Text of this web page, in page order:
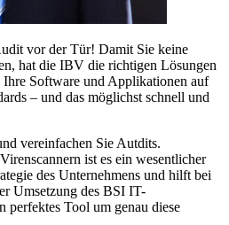
vor der Tür! Damit Sie keine
hat die IBV die richtigen Lösungen
Software und Applikationen auf
– und das möglichst schnell und
vereinfachen Sie Autdits.
ist es ein wesentlicher
des Unternehmens und hilft bei
Umsetzung des BSI IT-
perfektes Tool um genau diese